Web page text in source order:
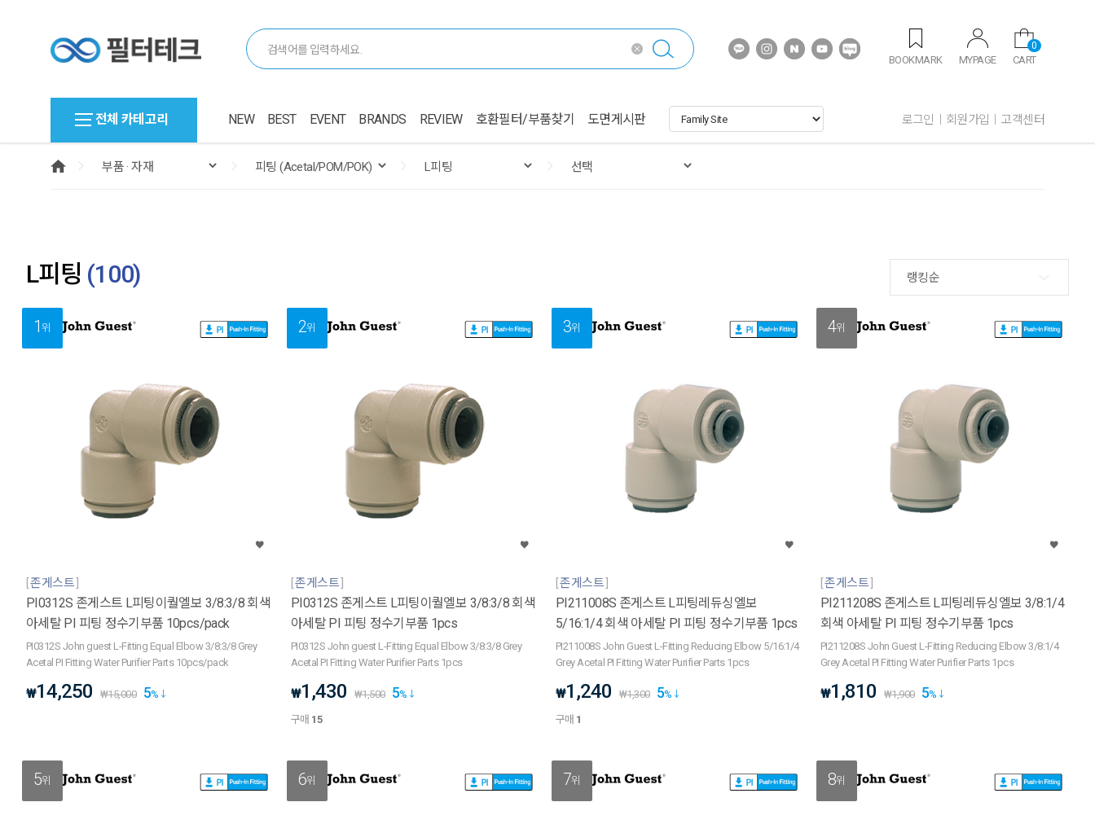
BOOKMARK MYPAGE CART
0
전체 카테고리 NEW BEST EVENT BRANDS REVIEW 호환필터/부품찾기 도면게시판 로그인 회원가입 고객센터
L피팅 (100) 랭킹순
1위
존게스트
PI0312S 존게스트 L피팅이퀄엘보 3/8:3/8 회색
아세탈 PI 피팅 정수기부품 10pcs/pack
PI0312S John guest L-Fitting Equal Elbow 3/8:3/8 Grey
Acetal PI Fitting Water Purifier Parts 10pcs/pack
₩14,250 ₩15,000 5%
2위
존게스트
PI0312S 존게스트 L피팅이퀄엘보 3/8:3/8 회색
아세탈 PI 피팅 정수기부품 1pcs
PI0312S John guest L-Fitting Equal Elbow 3/8:3/8 Grey
Acetal PI Fitting Water Purifier Parts 1pcs
₩1,430 ₩1,500 5%
구매 15
3위
존게스트
PI211008S 존게스트 L피팅레듀싱엘보
5/16:1/4 회색 아세탈 PI 피팅 정수기부품 1pcs
PI211008S John Guest L-Fitting Reducing Elbow 5/16:1/4
Grey Acetal PI Fitting Water Purifier Parts 1pcs
₩1,240 ₩1,300 5%
구매 1
4위
존게스트
PI211208S 존게스트 L피팅레듀싱엘보 3/8:1/4
회색 아세탈 PI 피팅 정수기부품 1pcs
PI211208S John Guest L-Fitting Reducing Elbow 3/8:1/4
Grey Acetal PI Fitting Water Purifier Parts 1pcs
₩1,810 ₩1,900 5%
5위 6위 7위 8위